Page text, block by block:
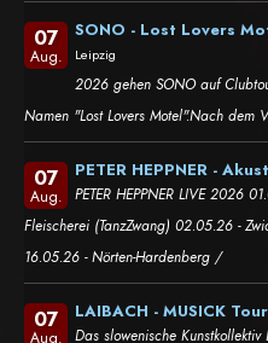
07
Aug.
SONO - Lost Lovers
Leipzig
2026 gehen SONO auf
Namen "Lost Lovers Motel".Nach dem
07
Aug.
PETER HEPPNER -
PETER HEPPNER LIVE 2026
Fleischerei (TanzZwang) 02.05.26 -
16.05.26 - Nörten-Hardenberg /
07
Aug.
LAIBACH - MUSICK
Das slowenische